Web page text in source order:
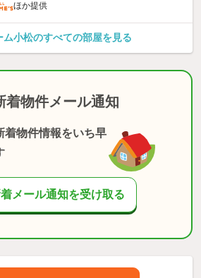
ほか提供
ム小松のすべての部屋を見る
着物件メール通知
着物件情報をいち早
メール通知を受け取る